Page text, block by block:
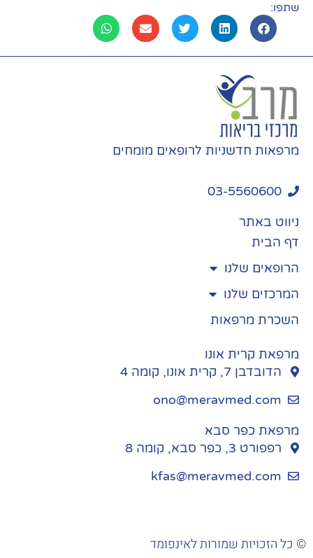
שתפו:
מרפאות חדשניות לרופאים מומחים
03-5560600
ניווט באתר
דף הבית
הרופאים שלנו
המרכזים שלנו
השכרת מרפאות
מרפאת קרית אונו
הדובדבן 7, קרית אונו, קומה 4
ono@meravmed.com
מרפאת כפר סבא
רפפורט 3, כפר סבא, קומה 8
kfas@meravmed.com
הזכויות שמורות לאינפומד